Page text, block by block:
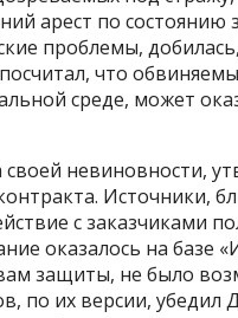
арест по состоянию
проблемы,
что
среде, может
невиновности,
Источники,
с заказчиками
оказалось на базе
защиты, не было
по их версии, убедил